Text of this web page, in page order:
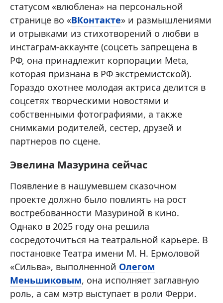
статусом «влюблена» на персональной
странице во «ВКонтакте» и размышлениями
и отрывками из стихотворений о любви в
инстаграм-аккаунте (соцсеть запрещена в
РФ, она принадлежит корпорации Meta,
которая признана в РФ экстремистской).
Гораздо охотнее молодая актриса делится в
соцсетях творческими новостями и
собственными фотографиями, а также
снимками родителей, сестер, друзей и
партнеров по сцене.
Эвелина Мазурина сейчас
Появление в нашумевшем сказочном
проекте должно было повлиять на рост
востребованности Мазуриной в кино.
Однако в 2025 году она решила
сосредоточиться на театральной карьере. В
постановке Театра имени М. Н. Ермоловой
«Сильва», выполненной Олегом
Меньшиковым, она исполняет заглавную
роль, а сам мэтр выступает в роли Ферри.